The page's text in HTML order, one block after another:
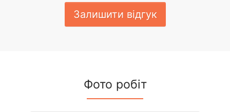
Залишити відгук
Фото робіт